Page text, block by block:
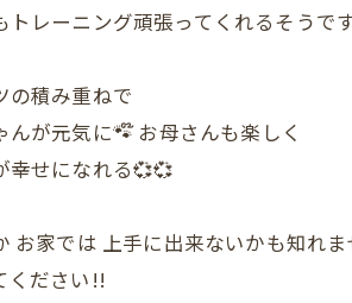
トレーニング頑張ってくれるそうで
の積み重ねで
んが元気に🐾໊ お母さんも楽しく
幸せになれる💞💞
お家では 上手に出来ないかも知れ
ください!!